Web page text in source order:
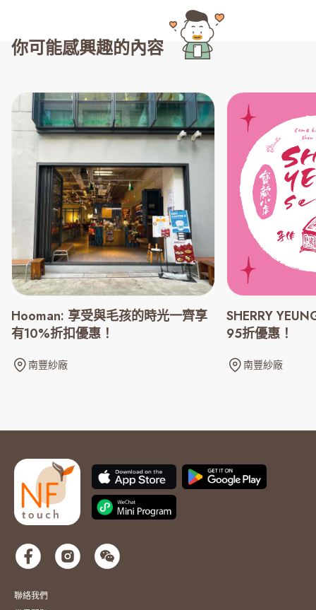
你可能感興趣的內容
Hooman: 享受與毛孩的時光一齊享
有10%折扣優惠！
南豐紗廠
SHERRY
95折優惠！
南豐紗廠
聯絡我們